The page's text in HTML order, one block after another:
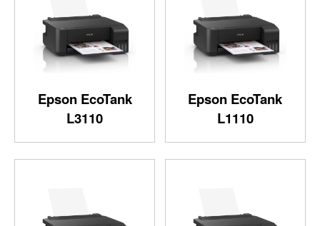
Epson EcoTank
L1110
Epson EcoTank
L3110